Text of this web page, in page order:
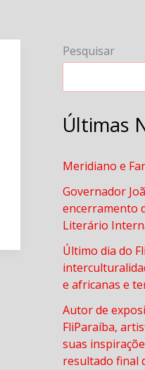
Pesquisar
Últimas
Meridiano e
Governador
encerramento
Literário
Último dia do
e africanas e
Autor de
FliParaíba,
suas
resultado final